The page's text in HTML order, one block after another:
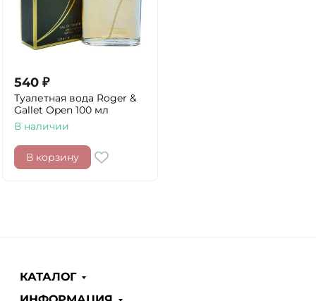
540 ₽
Туалетная вода Roger &
Gallet Open 100 мл
В наличии
В корзину
КАТАЛОГ